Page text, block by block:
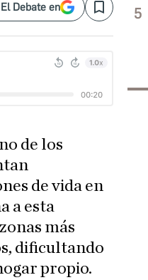
Debate en Save
de los
de vida en
a esta
más
dificultando
propio.